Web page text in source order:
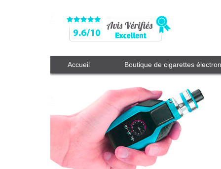
Accueil Boutique de cigarettes